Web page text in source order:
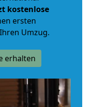
kostenlose
ersten
Umzug.
erhalten